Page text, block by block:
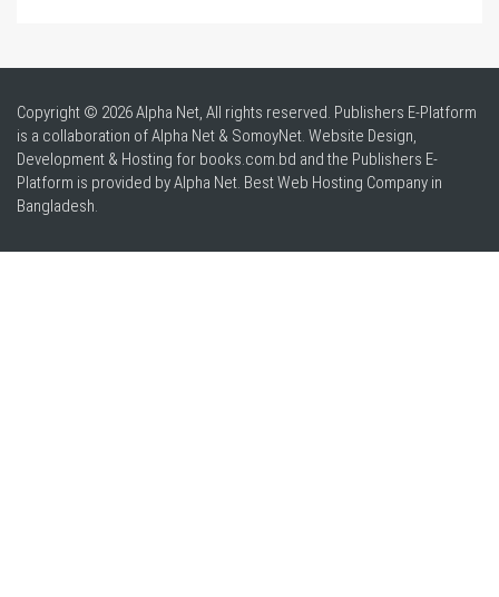
Copyright © 2026 Alpha Net, All rights reserved. Publishers E-Platform
is a collaboration of Alpha Net & SomoyNet. Website Design,
Development & Hosting for books.com.bd and the Publishers E-
Platform is provided by Alpha Net. BestWeb Hosting Company in
Bangladesh.